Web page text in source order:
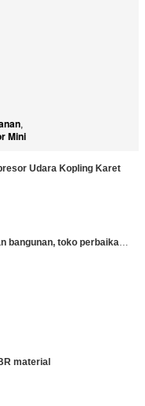
,
Mini
Udara Kopling Karet
Toko pakaian, toko bahan bangunan, toko perbaikan mesin, pekerjaan konstruksi
material